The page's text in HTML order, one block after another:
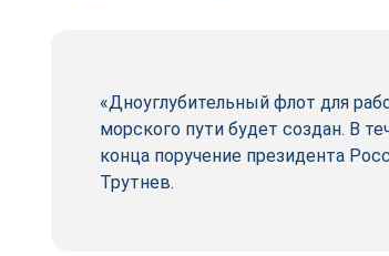
«Дноуглубительный флот для
морского пути будет создан. В
конца поручение президента
Трутнев.